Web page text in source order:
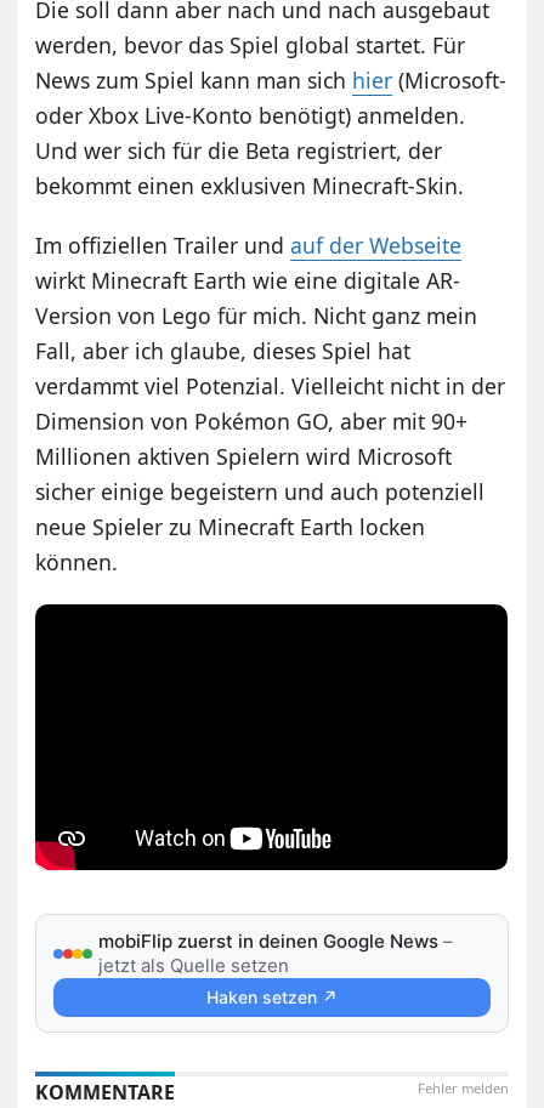
Die soll dann aber nach und nach ausgebaut
werden, bevor das Spiel global startet. Für
News zum Spiel kann man sich hier (Microsoft-
oder Xbox Live-Konto benötigt) anmelden.
Und wer sich für die Beta registriert, der
bekommt einen exklusiven Minecraft-Skin.
Im offiziellen Trailer undauf der Webseite
wirkt Minecraft Earth wie eine digitale AR-
Version von Lego für mich. Nicht ganz mein
Fall, aber ich glaube, dieses Spiel hat
verdammt viel Potenzial. Vielleicht nicht in der
Dimension von Pokémon GO, aber mit 90+
Millionen aktiven Spielern wird Microsoft
sicher einige begeistern und auch potenziell
neue Spieler zu Minecraft Earth locken
können.
mobiFlip zuerst in deinen Google News –
jetzt als Quelle setzen
Haken setzen ↗
Fehler melden
KOMMENTARE